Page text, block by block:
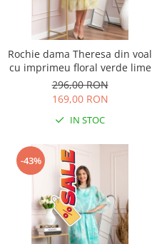
Rochie dama Theresa din voal
cu imprimeu floral verde lime
296,00 RON
169,00 RON
IN STOC
-43%